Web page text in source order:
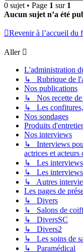
0 sujet • Page 1 sur 1
Aucun sujet n’a été
Revenir à l’accueil du
Aller
L'administration
↳ Rubrique de
Nos publications
↳ Nos recette de
↳ Les confitures,
Nos sondages
Produits
Nos interviews
↳ Interviews pour
actrices et acteurs
↳ Les interviews
↳ Les interviews
↳ Autres
Les pages de
↳ Divers
↳ Salons de
↳ DiversSC
↳ Divers2
↳ Les soins de
↳ Paramédical